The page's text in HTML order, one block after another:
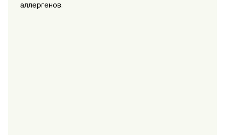
аллергенов.